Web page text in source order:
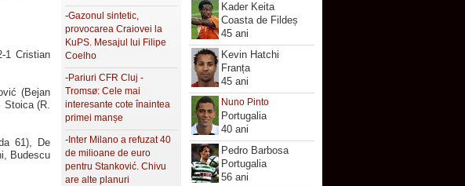
1 Cristian
(Bejan
Stoica (R.
61), De
Budescu
-Gazonul sintetic,
provocarea Craiovei la
KuPS. Mesajul lui Filipe
Coelho
-Pariuri CFR Cluj -
Tromsø: Cele mai
interesante cote înaintea
primei manșe
- Inter Milano a refuzat 40
de milioane de euro
pentru Stanković. Chivu
are alte planuri
Kader Keita
Coasta de Fildeș
45 ani
Kevin Hatchi
Franța
45 ani
Nuno Pinto
Portugalia
40 ani
Pedro Barbosa
Portugalia
56 ani